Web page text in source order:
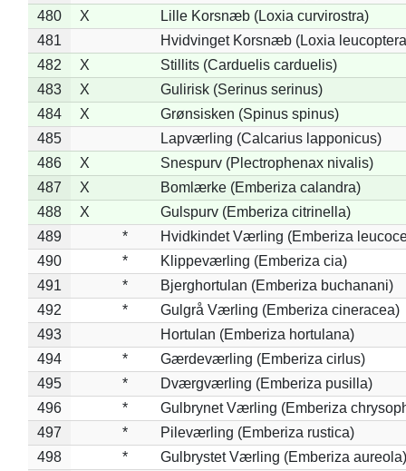
480
X
Lille Korsnæb (Loxia curvirostra)
481
Hvidvinget Korsnæb (Loxia
482
X
Stillits (Carduelis carduelis)
483
X
Gulirisk (Serinus serinus)
484
X
Grønsisken (Spinus spinus)
485
Lapværling (Calcarius lapponicus)
486
X
Snespurv (Plectrophenax nivalis)
487
X
Bomlærke (Emberiza calandra)
488
X
Gulspurv (Emberiza citrinella)
489
*
Hvidkindet Værling (Emberiza
490
*
Klippeværling (Emberiza cia)
491
*
Bjerghortulan (Emberiza buchanani)
492
*
Gulgrå Værling (Emberiza cineracea)
493
Hortulan (Emberiza hortulana)
494
*
Gærdeværling (Emberiza cirlus)
495
*
Dværgværling (Emberiza pusilla)
496
*
Gulbrynet Værling (Emberiza
497
*
Pileværling (Emberiza rustica)
498
* Gulbrystet Værling (Emberiza aureola)